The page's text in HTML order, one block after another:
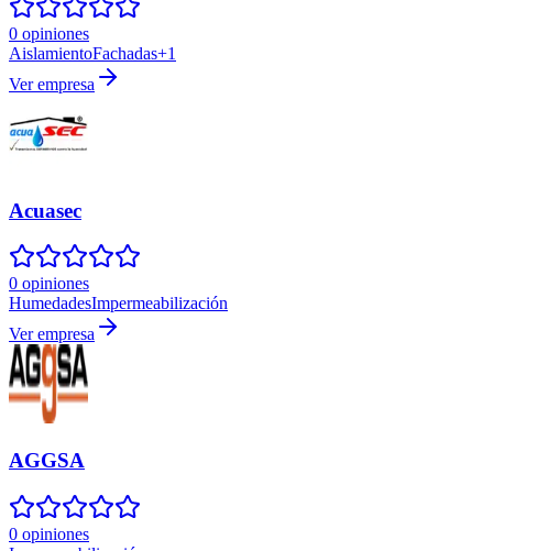
0 opiniones
AislamientoFachadas+1
Ver empresa
Acuasec
0 opiniones
HumedadesImpermeabilización
Ver empresa
AGGSA
0 opiniones